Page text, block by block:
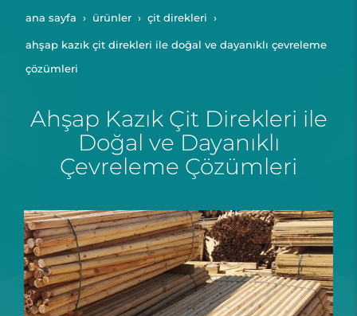
ana sayfa ürünler çit direkleri
ahşap kazık çit direkleri ile doğal ve dayanıklı çevreleme
çözümleri
Ahşap Kazık Çit Direkleri ile
Doğal ve Dayanıklı
Çevreleme Çözümleri